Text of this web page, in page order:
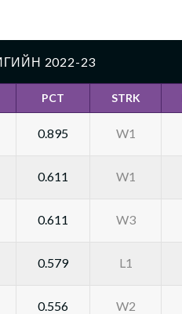
2022-23
PCT STRK
0.895 W1
0.611 W1
0.611 W3
0.579 L1
0.556 W2